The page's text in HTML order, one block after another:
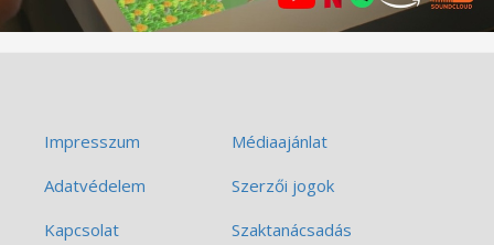
Impresszum
Médiaajánlat
Adatvédelem
Szerzői jogok
Kapcsolat
Szaktanácsadás